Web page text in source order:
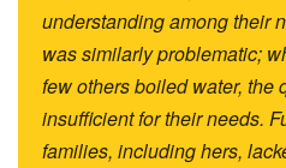
understanding among their
was similarly problematic;
few others boiled water, the
insufficient for their needs.
families, including hers,